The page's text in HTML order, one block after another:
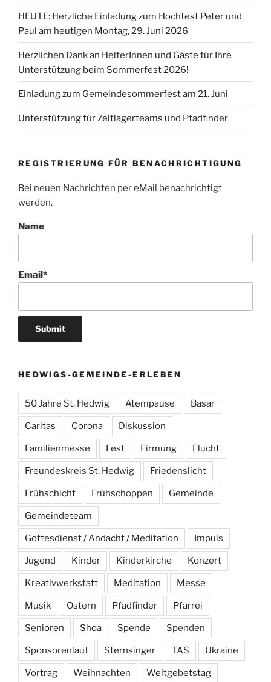
HEUTE: Herzliche Einladung zum Hochfest Peter und
Paul am heutigen Montag, 29. Juni 2026
Herzlichen Dank an HelferInnen und Gäste für Ihre
Unterstützung beim Sommerfest 2026!
Einladung zum Gemeindesommerfest am 21. Juni
Unterstützung für Zeltlagerteams und Pfadfinder
REGISTRIERUNG FÜR BENACHRICHTIGUNG
Bei neuen Nachrichten per eMail benachrichtigt
werden.
Name
Email*
HEDWIGS-GEMEINDE-ERLEBEN
50 Jahre St. Hedwig Atempause Basar
Caritas Corona Diskussion
Familienmesse Fest Firmung Flucht
Freundeskreis St. Hedwig Friedenslicht
Frühschicht Frühschoppen Gemeinde
Gemeindeteam
Gottesdienst / Andacht / Meditation Impuls
Jugend Kinder Kinderkirche Konzert
Kreativwerkstatt Meditation Messe
Musik Ostern Pfadfinder Pfarrei
Senioren Shoa Spende Spenden
Sponsorenlauf Sternsinger TAS Ukraine
Vortrag Weihnachten Weltgebetstag